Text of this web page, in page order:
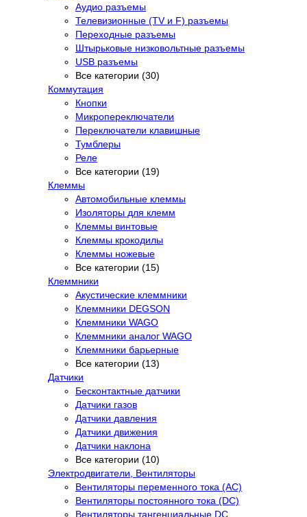
Аудио разъемы
Телевизионные (TV и F) разъемы
Переходные разъемы
Штырьковые низковольтные разъемы
USB разъемы
Все категории (30)
Коммутация
Кнопки
Микропереключатели
Переключатели клавишные
Тумблеры
Реле
Все категории (19)
Клеммы
Автомобильные клеммы
Изоляторы для клемм
Клеммы винтовые
Клеммы крокодилы
Клеммы ножевые
Все категории (15)
Клеммники
Акустические клеммники
Клеммники DEGSON
Клеммники WAGO
Клеммники аналог WAGO
Клеммники барьерные
Все категории (13)
Датчики
Бесконтактные датчики
Датчики газов
Датчики давления
Датчики движения
Датчики наклона
Все категории (10)
Электродвигатели, Вентиляторы
Вентиляторы переменного тока (AC)
Вентиляторы постоянного тока (DC)
Вентиляторы тангенциальные DC